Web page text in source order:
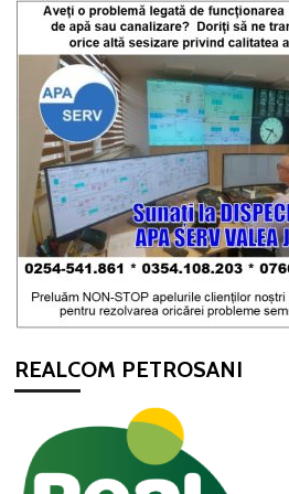
REALCOM PETROSANI